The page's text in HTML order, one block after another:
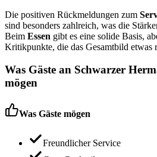
Die positiven Rückmeldungen zum
sind besonders zahlreich, was die
Beim Essen gibt es eine solide Basis,
Kritikpunkte, die das Gesamtbild etwas
Was Gäste an Schwarzer
mögen
Was Gäste mögen
Freundlicher Service